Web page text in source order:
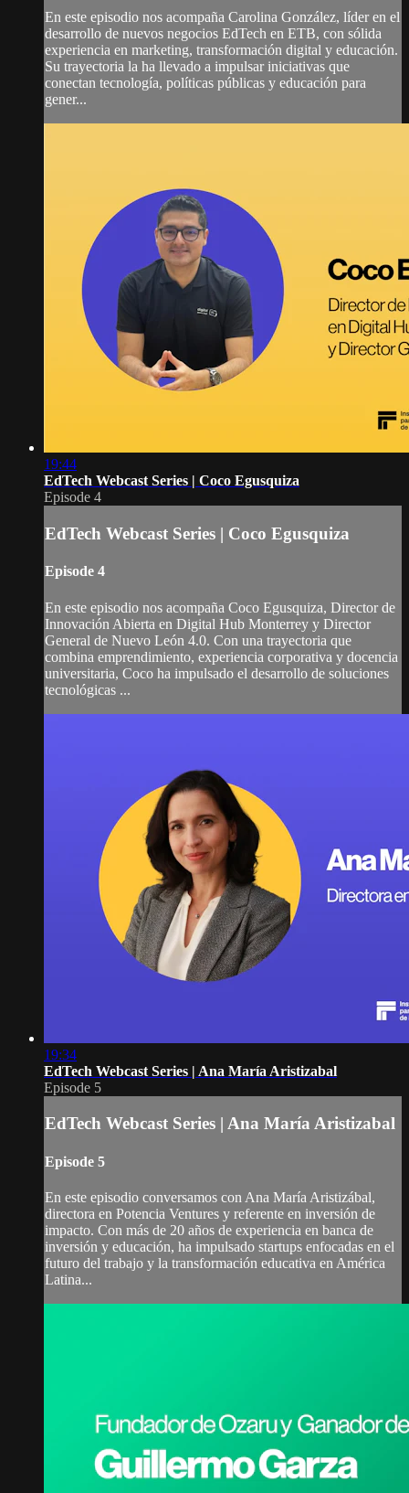
En este episodio nos acompaña Carolina González, líder en el
desarrollo de nuevos negocios EdTech en ETB, con sólida
experiencia en marketing, transformación digital y educación.
Su trayectoria la ha llevado a impulsar iniciativas que
conectan tecnología, políticas públicas y educación para
gener...
19:44
EdTech Webcast Series | Coco Egusquiza
Episode 4
EdTech Webcast Series | Coco Egusquiza
Episode 4
En este episodio nos acompaña Coco Egusquiza, Director de
Innovación Abierta en Digital Hub Monterrey y Director
General de Nuevo León 4.0. Con una trayectoria que
combina emprendimiento, experiencia corporativa y docencia
universitaria, Coco ha impulsado el desarrollo de soluciones
tecnológicas ...
19:34
EdTech Webcast Series | Ana María Aristizabal
Episode 5
EdTech Webcast Series | Ana María Aristizabal
Episode 5
En este episodio conversamos con Ana María Aristizábal,
directora en Potencia Ventures y referente en inversión de
impacto. Con más de 20 años de experiencia en banca de
inversión y educación, ha impulsado startups enfocadas en el
futuro del trabajo y la transformación educativa en América
Latina...